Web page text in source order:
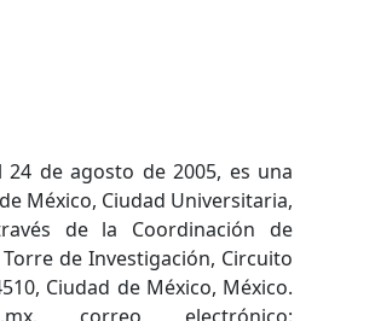
de agosto de 2005, es una
México, Ciudad Universitaria,
de la Coordinación de
de Investigación, Circuito
Ciudad de México, México.